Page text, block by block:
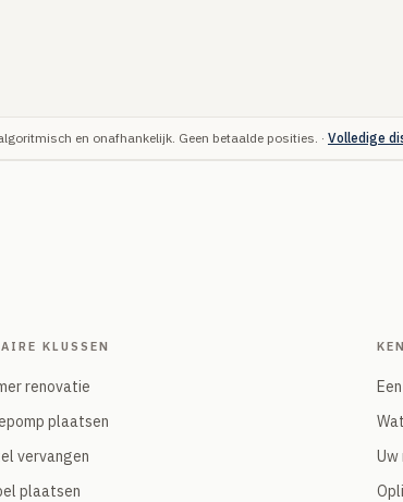
en onafhankelijk. Geen betaalde posities. · Volledige
KLUSSEN
renovatie
plaatsen
vervangen
plaatsen
Uw